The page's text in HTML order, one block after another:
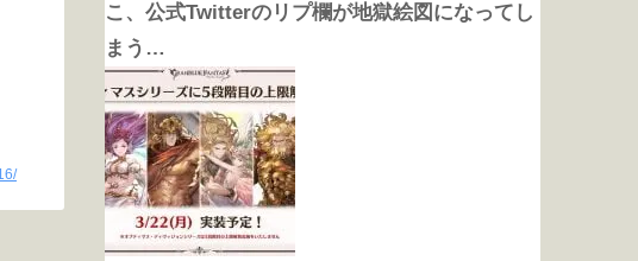
こ、公式Twitterのリプ欄が地獄絵図になってし
まう…